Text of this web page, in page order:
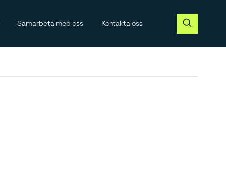
Samarbeta med oss Kontakta oss